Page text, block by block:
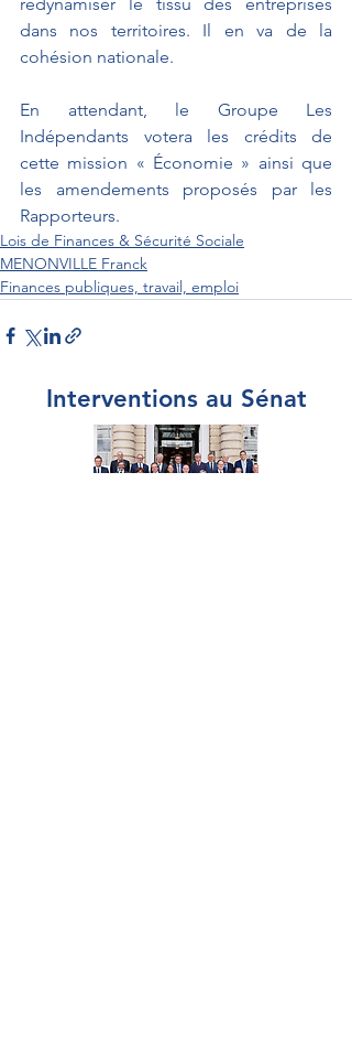
dans nos territoires. Il en va de la
cohésion nationale.
En attendant, le Groupe Les
Indépendants votera les crédits de
cette mission « Économie » ainsi que
les amendements proposés par les
Rapporteurs.
Lois de Finances & Sécurité Sociale
MENONVILLE Franck
Finances publiques, travail, emploi
Interventions au Sénat